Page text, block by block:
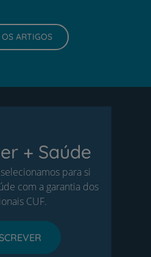
ARTIGOS
+ Saúde
para si
com a garantia dos
CUF.